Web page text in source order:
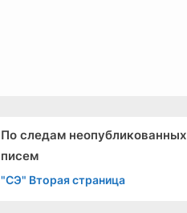
По следам неопубликованных
писем
"СЭ" Вторая страница